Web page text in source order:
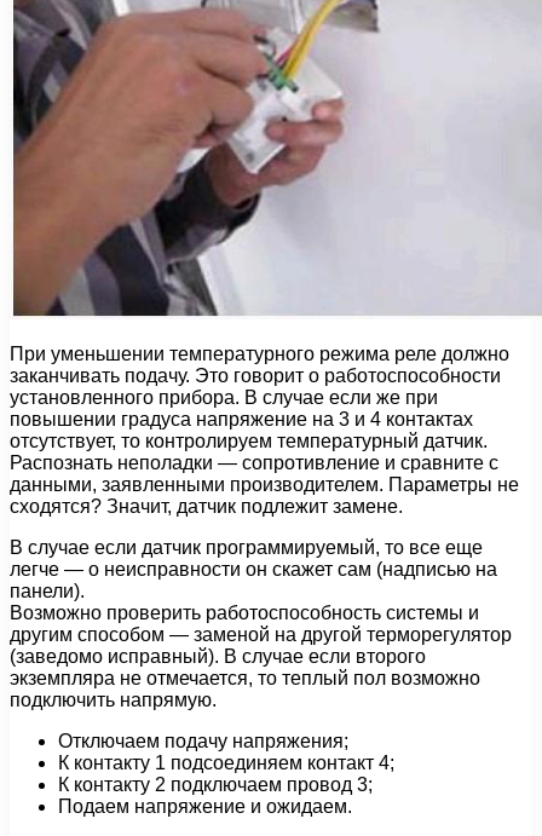
При уменьшении температурного режима реле должно
заканчивать подачу. Это говорит о работоспособности
установленного прибора. В случае если же при
повышении градуса напряжение на 3 и 4 контактах
отсутствует, то контролируем температурный датчик.
Распознать неполадки — сопротивление и сравните с
данными, заявленными производителем. Параметры не
сходятся? Значит, датчик подлежит замене.
В случае если датчик программируемый, то все еще
легче — о неисправности он скажет сам (надписью на
панели).
Возможно проверить работоспособность системы и
другим способом — заменой на другой терморегулятор
(заведомо исправный). В случае если второго
экземпляра не отмечается, то теплый пол возможно
подключить напрямую.
Отключаем подачу напряжения;
К контакту 1 подсоединяем контакт 4;
К контакту 2 подключаем провод 3;
Подаем напряжение и ожидаем.